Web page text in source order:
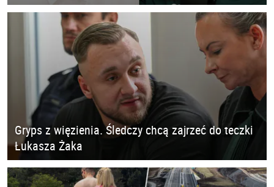
Gryps z więzienia. Śledczy chcą zajrzeć do teczki
Łukasza Żaka